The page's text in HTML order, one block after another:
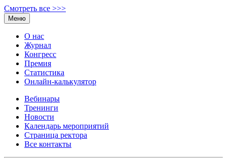
Смотреть все >>>
Меню
О нас
Журнал
Конгресс
Премия
Статистика
Онлайн-калькулятор
Вебинары
Тренинги
Новости
Календарь мероприятий
Страница ректора
Все контакты